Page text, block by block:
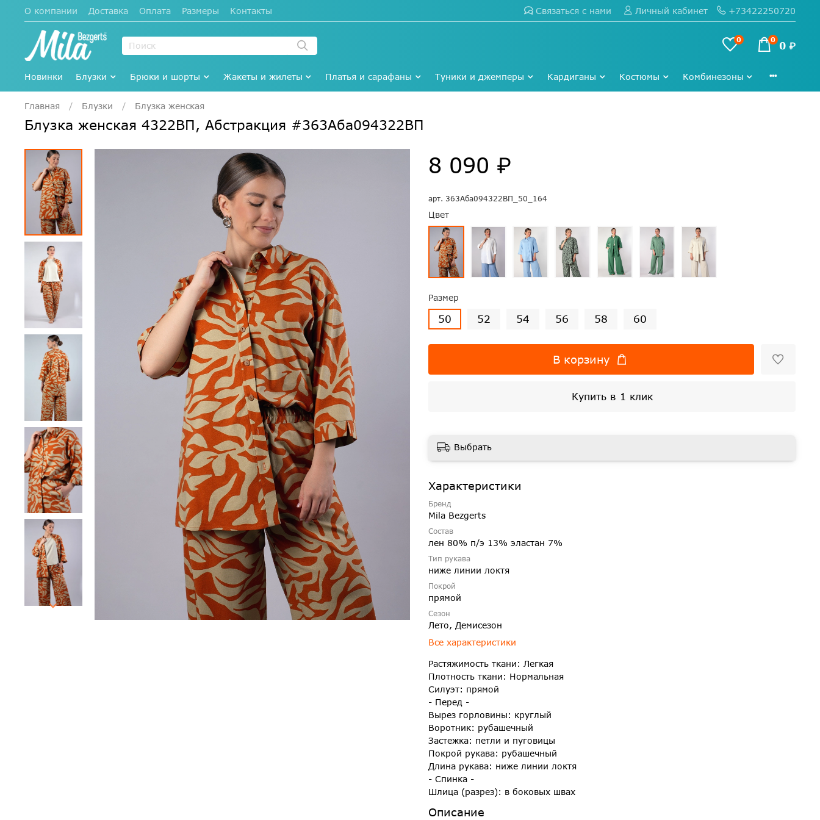
О компании Доставка Оплата Размеры Контакты Связаться с нами Личный кабинет +73422250720
0 0 0 ₽
Новинки Блузки Брюки и шорты Жакеты и жилеты Платья и сарафаны Туники и джемперы Кардиганы Костюмы Комбинезоны
Главная Блузки Блузка женская
Блузка женская 4322ВП, Абстракция #363Аба094322ВП
арт. 363Аба094322ВП_50_164
Цвет
Размер
50 52 54 56 58 60
8 090 ₽
В корзину
Купить в 1 клик
Выбрать
Характеристики
Бренд
Mila Bezgerts
Состав
лен 80% п/э 13% эластан 7%
Тип рукава
ниже линии локтя
Покрой
прямой
Сезон
Лето, Демисезон
Все характеристики
Растяжимость ткани: Легкая
Плотность ткани: Нормальная
Силуэт: прямой
- Перед -
Вырез горловины: круглый
Воротник: рубашечный
Застежка: петли и пуговицы
Покрой рукава: рубашечный
Длина рукава: ниже линии локтя
- Спинка -
Шлица (разрез): в боковых швах
Описание